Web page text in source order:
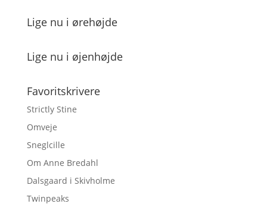
Lige nu i ørehøjde
Lige nu i øjenhøjde
Favoritskrivere
Strictly Stine
Omveje
Sneglcille
Om Anne Bredahl
Dalsgaard i Skivholme
Twinpeaks